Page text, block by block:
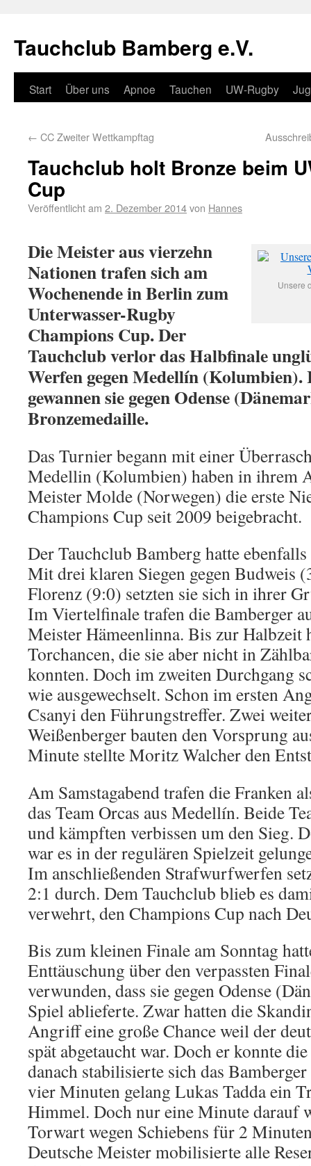
Tauchclub Bamberg e.V.
Start Über uns Apnoe Tauchen UW-Rugby
← CC Zweiter Wettkampftag
Tauchclub holt Bronze beim
Cup
Veröffentlicht am 2. Dezember 2014von Hannes
Unsere
Die Meister aus vierzehn
Nationen trafen sich am
Wochenende in Berlin zum
Unterwasser-Rugby
Champions Cup. Der
Tauchclub verlor das Halbfinale
Werfen gegen Medellín
gewannen sie gegen Odense
Bronzemedaille.
Das Turnier begann mit einer
Medellin (Kolumbien) haben in ihrem
Meister Molde (Norwegen) die erste
Champions Cup seit 2009 beigebracht.
Der Tauchclub Bamberg hatte
Mit drei klaren Siegen gegen Budweis
Florenz (9:0) setzten sie sich in ihrer
Im Viertelfinale trafen die Bamberger
Meister Hämeenlinna. Bis zur Halbzeit
Torchancen, die sie aber nicht in
konnten. Doch im zweiten Durchgang
wie ausgewechselt. Schon im ersten
Csanyi den Führungstreffer. Zwei
Weißenberger bauten den Vorsprung
Minute stellte Moritz Walcher den
Am Samstagabend trafen die Franken
das Team Orcas aus Medellín. Beide
und kämpften verbissen um den Sieg.
war es in der regulären Spielzeit
Im anschließenden Strafwurfwerfen
2:1 durch. Dem Tauchclub blieb es
verwehrt, den Champions Cup nach
Bis zum kleinen Finale am Sonntag
Enttäuschung über den verpassten
verwunden, dass sie gegen Odense
Spiel ablieferte. Zwar hatten die
Angriff eine große Chance weil der
spät abgetaucht war. Doch er konnte
danach stabilisierte sich das
vier Minuten gelang Lukas Tadda ein
Himmel. Doch nur eine Minute darauf
Torwart wegen Schiebens für 2
Deutsche Meister mobilisierte alle